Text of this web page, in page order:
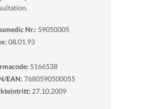
Nr.: 59050005
08.01.93
5166538
EAN: 7680590500055
27.10.2009